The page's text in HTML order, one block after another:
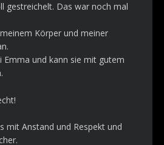
gestreichelt. Das war noch mal
Körper und meiner
Emma und kann sie mit gutem
mit Anstand und Respekt und